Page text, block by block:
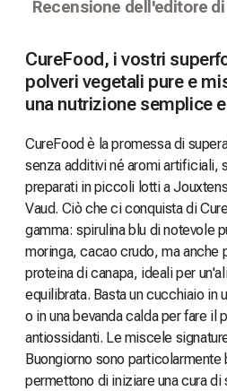
Recensione dell'editore di
CureFood, i vostri
polveri vegetali pure e
una nutrizione semplice
CureFood è la promessa di
senza additivi né aromi artificiali,
preparati in piccoli lotti a
Vaud. Ciò che ci conquista di
gamma: spirulina blu di notevole
moringa, cacao crudo, ma anche
proteina di canapa, ideali per
equilibrata. Basta un cucchiaio in
o in una bevanda calda per fare il
antiossidanti. Le miscele
Buongiorno sono particolarmente
permettono di iniziare una cura di